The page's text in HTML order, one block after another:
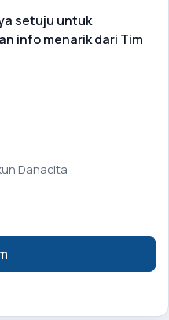
setuju untuk
info menarik dari Tim
Danacita